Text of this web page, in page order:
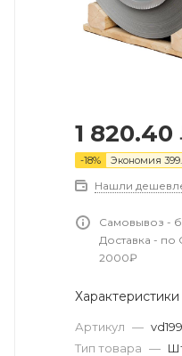
1 820.40
-18% Экономия
Нашли
Самовывоз -
Доставка - по
2000₽
Характеристики
Артикул —
Тип товара —